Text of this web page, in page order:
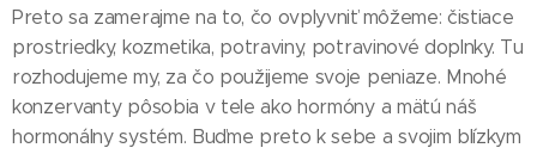
Preto sa zamerajme na to, čo ovplyvniť môžeme: čistiace
prostriedky, kozmetika, potraviny, potravinové doplnky. Tu
rozhodujeme my, za čo použijeme svoje peniaze. Mnohé
konzervanty pôsobia v tele ako hormóny a mätú náš
hormonálny systém. Buďme preto k sebe a svojim blízkym